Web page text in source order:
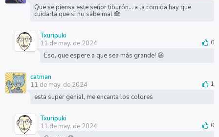
Que se piensa este señor tiburón... a la comida hay que
cuidarla que si no sabe mal 🙈
Txuripuki
11 de may. de 2024
0
Eso, que espere a que sea más grande! 😆
catman
11 de may. de 2024
1
esta super genial, me encanta los colores
Txuripuki
11 de may. de 2024
0